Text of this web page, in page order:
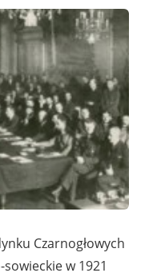
Czarnogłowych
w 1921